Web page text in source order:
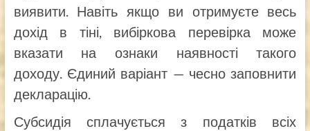
виявити. Навіть якщо ви отримуєте весь
дохід в тіні, вибіркова перевірка може
вказати на ознаки наявності такого
доходу. Єдиний варіант — чесно заповнити
декларацію.
Субсидія сплачується з податків всіх